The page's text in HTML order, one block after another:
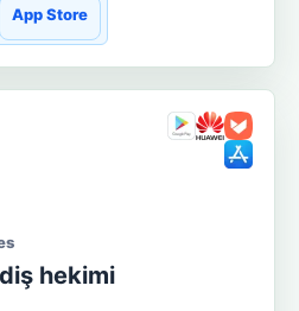
App Store
hekimi